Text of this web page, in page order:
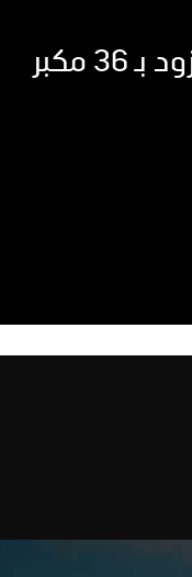
نظام AKG الصوتي المزود بـ 36 مكبر